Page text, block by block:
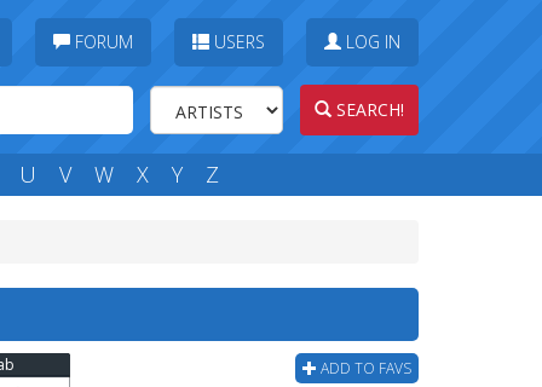
FORUM USERS LOG IN
SEARCH!
U V W X Y Z
ADD TO FAVS